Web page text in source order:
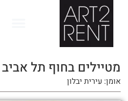
מטיילים בחוף תל אביב
אומן: עירית יבלון